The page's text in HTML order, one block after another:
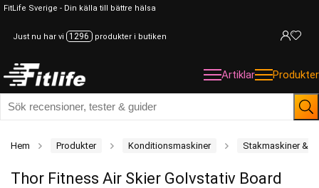
FitLife Sverige - Din källa till bättre hälsa
Just nu har vi 1296 produkter i butiken
Artiklar Produkter
Hem Produkter Konditionsmaskiner Stakmaskiner &
Thor Fitness Air Skier Golvstativ Board